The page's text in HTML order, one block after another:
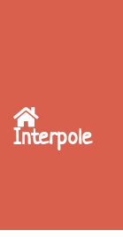
Aller au
Interpole